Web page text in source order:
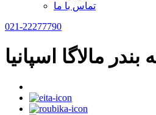
تماس با ما
021-22277790
بندر مالاگا اسپانیا